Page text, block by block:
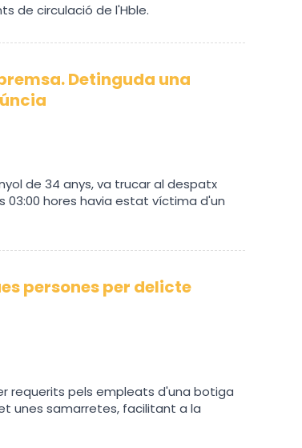
de circulació de l'Hble.
Detinguda una
de 34 anys, va trucar al despatx
03:00 hores havia estat víctima d'un
persones per delicte
requerits pels empleats d'una botiga
unes samarretes, facilitant a la